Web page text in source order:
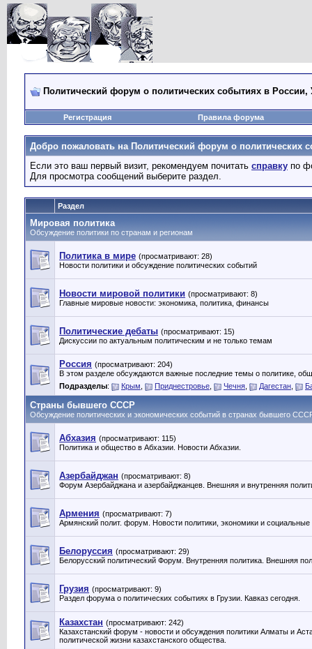
Политический форум о политических событиях в
Регистрация Правила форума
Добро пожаловать на Политический форум о политических
Если это ваш первый визит, рекомендуем почитать справку по
Для просмотра сообщений выберите раздел.
Раздел
Мировая политика
Обсуждение политики по странам и регионам
Политика в мире (просматривают: 28)
Новости политики и обсуждение политических событий
Новости мировой политики (просматривают: 8)
Главные мировые новости: экономика, политика, финансы
Политические дебаты (просматривают: 15)
Дискуссии по актуальным политическим и не только темам
Россия (просматривают: 204)
В этом разделе обсуждаются важные последние темы о политике,
Подразделы: Крым Приднестровье Чечня Дагестан
Страны бывшего СССР
Обсуждение политических и экономических событий в странах бывшего
Абхазия (просматривают: 115)
Политика и общество в Абхазии. Новости Абхазии.
Азербайджан (просматривают: 8)
Форум Азербайджана и азербайджанцев. Внешняя и внутренняя
Армения (просматривают: 7)
Армянский полит. форум. Новости политики, экономики и
Белоруссия (просматривают: 29)
Белорусский политический Форум. Внутренняя политика. Внешняя
Грузия (просматривают: 9)
Раздел форума о политических событиях в Грузии. Кавказ сегодня.
Казахстан (просматривают: 242)
Казахстанский форум - новости и обсуждения политики Алматы и
политической жизни казахстанского общества.